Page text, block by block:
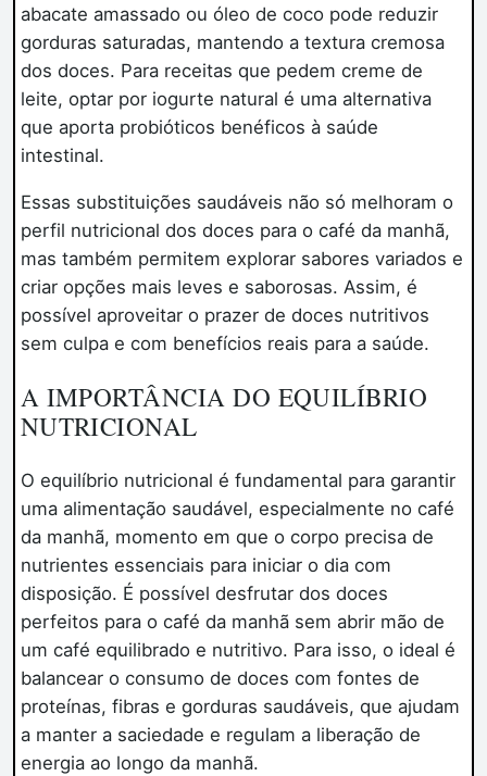
abacate amassado ou óleo de coco pode reduzir
gorduras saturadas, mantendo a textura cremosa
dos doces. Para receitas que pedem creme de
leite, optar por iogurte natural é uma alternativa
que aporta probióticos benéficos à saúde
intestinal.
Essas substituições saudáveis não só melhoram o
perfil nutricional dos doces para o café da manhã,
mas também permitem explorar sabores variados e
criar opções mais leves e saborosas. Assim, é
possível aproveitar o prazer de doces nutritivos
sem culpa e com benefícios reais para a saúde.
A IMPORTÂNCIA DO EQUILÍBRIO
NUTRICIONAL
O equilíbrio nutricional é fundamental para garantir
uma alimentação saudável, especialmente no café
da manhã, momento em que o corpo precisa de
nutrientes essenciais para iniciar o dia com
disposição. É possível desfrutar dos doces
perfeitos para o café da manhã sem abrir mão de
um café equilibrado e nutritivo. Para isso, o ideal é
balancear o consumo de doces com fontes de
proteínas, fibras e gorduras saudáveis, que ajudam
a manter a saciedade e regulam a liberação de
energia ao longo da manhã.